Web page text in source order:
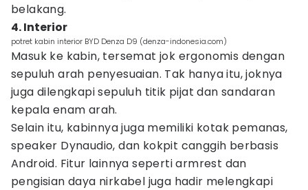
belakang.
4. Interior
potret kabin interior BYD Denza D9 (denza-indonesia.com)
Masuk ke kabin, tersemat jok ergonomis dengan
sepuluh arah penyesuaian. Tak hanya itu, joknya
juga dilengkapi sepuluh titik pijat dan sandaran
kepala enam arah.
Selain itu, kabinnya juga memiliki kotak pemanas,
speaker Dynaudio, dan kokpit canggih berbasis
Android. Fitur lainnya seperti armrest dan
pengisian daya nirkabel juga hadir melengkapi